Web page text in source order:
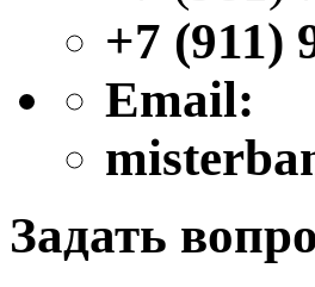
+7 (911)
Email:
Задать